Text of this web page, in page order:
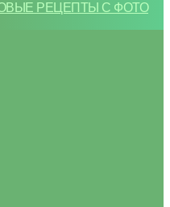
РЕЦЕПТЫ С ФОТО